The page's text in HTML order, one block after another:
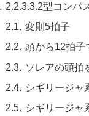
2.2.3.3.2型コンパ
変則5拍子
頭から12拍子
ソレアの頭拍
シギリージャ
シギリージャ